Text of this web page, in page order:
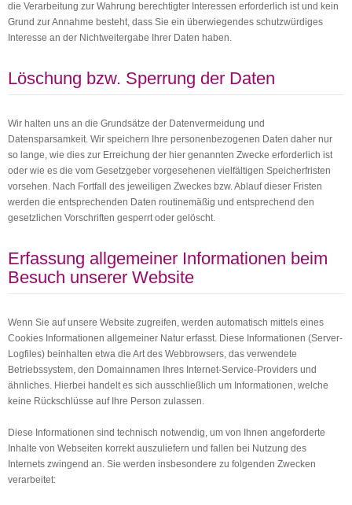
die Verarbeitung zur Wahrung berechtigter Interessen erforderlich ist und kein
Grund zur Annahme besteht, dass Sie ein überwiegendes schutzwürdiges
Interesse an der Nichtweitergabe Ihrer Daten haben.
Löschung bzw. Sperrung der Daten
Wir halten uns an die Grundsätze der Datenvermeidung und
Datensparsamkeit. Wir speichern Ihre personenbezogenen Daten daher nur
so lange, wie dies zur Erreichung der hier genannten Zwecke erforderlich ist
oder wie es die vom Gesetzgeber vorgesehenen vielfältigen Speicherfristen
vorsehen. Nach Fortfall des jeweiligen Zweckes bzw. Ablauf dieser Fristen
werden die entsprechenden Daten routinemäßig und entsprechend den
gesetzlichen Vorschriften gesperrt oder gelöscht.
Erfassung allgemeiner Informationen beim
Besuch unserer Website
Wenn Sie auf unsere Website zugreifen, werden automatisch mittels eines
Cookies Informationen allgemeiner Natur erfasst. Diese Informationen (Server-
Logfiles) beinhalten etwa die Art des Webbrowsers, das verwendete
Betriebssystem, den Domainnamen Ihres Internet-Service-Providers und
ähnliches. Hierbei handelt es sich ausschließlich um Informationen, welche
keine Rückschlüsse auf Ihre Person zulassen.
Diese Informationen sind technisch notwendig, um von Ihnen angeforderte
Inhalte von Webseiten korrekt auszuliefern und fallen bei Nutzung des
Internets zwingend an. Sie werden insbesondere zu folgenden Zwecken
verarbeitet: